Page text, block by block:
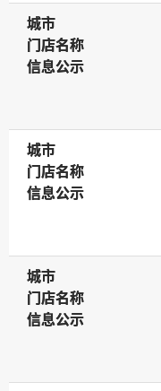
城市
城市
门店名称
门店名称
信息公示
信息公示
城市
城市
门店名称
门店名称
信息公示
信息公示
城市
城市
门店名称
门店名称
信息公示
信息公示